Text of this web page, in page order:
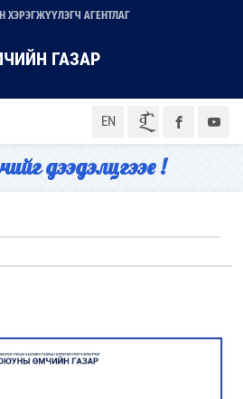
ХЭРЭГЖҮҮЛЭГЧ АГЕНТЛАГ
ГАЗАР
EN ᠮᠣᠨ
дээдэлцгээе !